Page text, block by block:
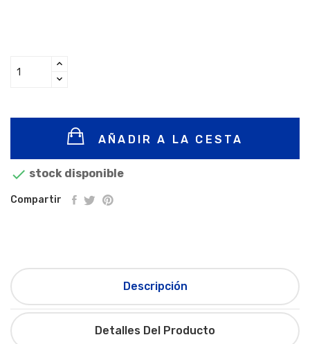
AÑADIR A LA CESTA
 stock disponible
Compartir
Descripción
Detalles Del Producto